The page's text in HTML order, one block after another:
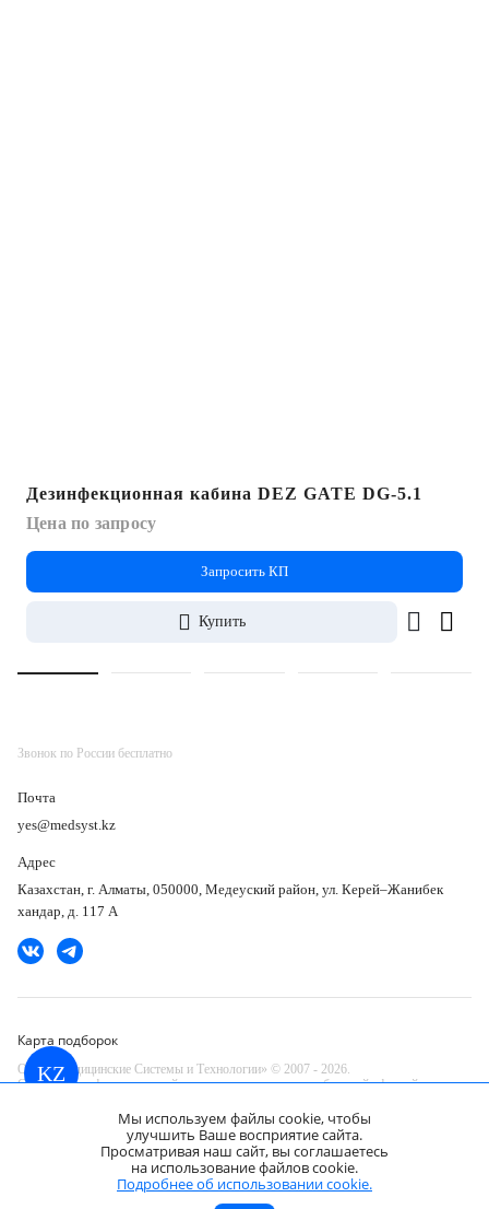
KZ
Машина для дезинфекции SG HealthCare
AT-OS AWD655-15A
Запросить КП
Дезинфекционная кабина DEZ GATE DG-5.1
Цена по запросу
Запросить КП
Купить
Звонок по России бесплатно
Почта
yes@medsyst.kz
Адрес
Казахстан, г. Алматы, 050000, Медеуский район, ул. Керей–Жанибек
хандар, д. 117 А
Карта подборок
ООО «Медицинские Системы и Технологии» © 2007 - 2026.
Сайт носит информационный характер и не является публичной офертой.
Разработано в компании — dev
Мы используем файлы cookie, чтобы
улучшить Ваше восприятие сайта.
Просматривая наш сайт, вы соглашаетесь
на использование файлов cookie.
Подробнее об использовании cookie.